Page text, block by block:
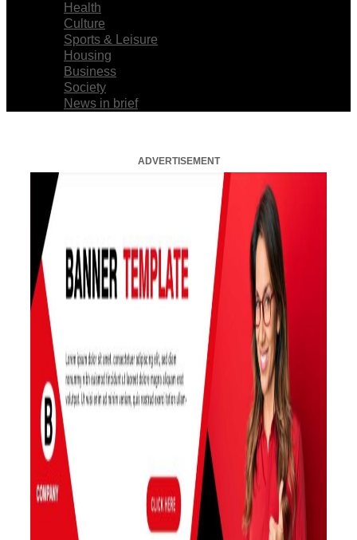
Health
Culture
Sports & Leisure
Housing
Business
Society
News in brief
ADVERTISEMENT